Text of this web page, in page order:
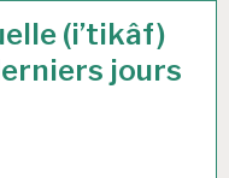
(i’tikâf)
jours